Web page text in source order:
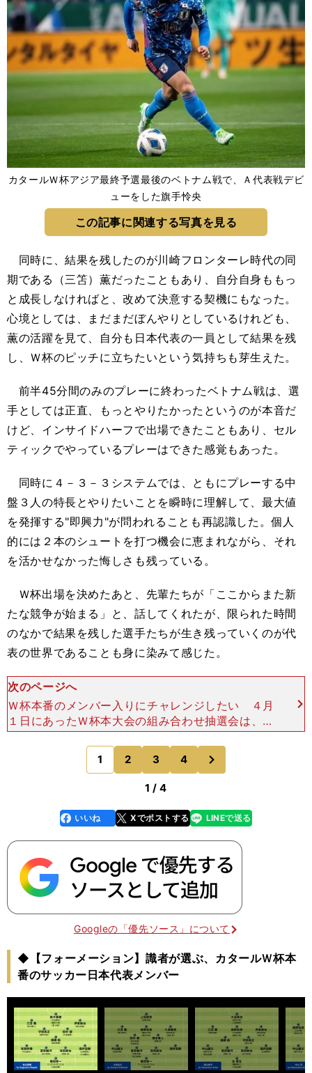
カタールＷ杯アジア最終予選最後のベトナム戦で、Ａ代表戦デビ
ューをした旗手怜央
この記事に関連する写真を見る
同時に、結果を残したのが川崎フロンターレ時代の同
期である（三笘）薫だったこともあり、自分自身ももっ
と成長しなければと、改めて決意する契機にもなった。
心境としては、まだまだぼんやりとしているけれども、
薫の活躍を見て、自分も日本代表の一員として結果を残
し、Ｗ杯のピッチに立ちたいという気持ちも芽生えた。
前半45分間のみのプレーに終わったベトナム戦は、選
手としては正直、もっとやりたかったというのが本音だ
けど、インサイドハーフで出場できたこともあり、セル
ティックでやっているプレーはできた感覚もあった。
同時に４－３－３システムでは、ともにプレーする中
盤３人の特長とやりたいことを瞬時に理解して、最大値
を発揮する"即興力"が問われることも再認識した。個人
的には２本のシュートを打つ機会に恵まれながら、それ
を活かせなかった悔しさも残っている。
Ｗ杯出場を決めたあと、先輩たちが「ここからまた新
たな競争が始まる」と、話してくれたが、限られた時間
のなかで結果を残した選手たちが生き残っていくのが代
表の世界であることも身に染みて感じた。
次のページへ
Ｗ杯本番のメンバー入りにチャレンジしたい ４月
１日にあったＷ杯本大会の組み合わせ抽選会は、リ
アルタイムで視聴した。正直な感想としては、ここ
に入ったら厳しいなと思っていたグループに組み込
まれたと、最初
1 2 3 4
のページへ
1 / 4
faceboo
k
いいね Xでポストする
line LINEで送る
Googleの「優先ソース」について
◆【フォーメーション】識者が選ぶ、カタールＷ杯本
番のサッカー日本代表メンバー